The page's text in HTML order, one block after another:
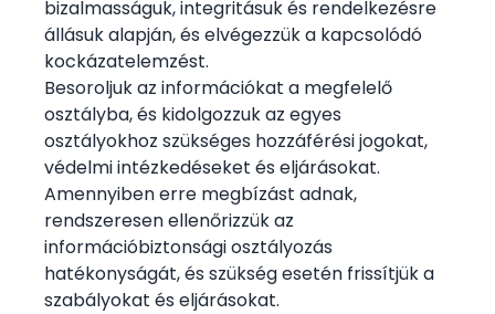
bizalmasságuk, integritásuk és rendelkezésre
állásuk alapján, és elvégezzük a kapcsolódó
kockázatelemzést.
Besoroljuk az információkat a megfelelő
osztályba, és kidolgozzuk az egyes
osztályokhoz szükséges hozzáférési jogokat,
védelmi intézkedéseket és eljárásokat.
Amennyiben erre megbízást adnak,
rendszeresen ellenőrizzük az
információbiztonsági osztályozás
hatékonyságát, és szükség esetén frissítjük a
szabályokat és eljárásokat.